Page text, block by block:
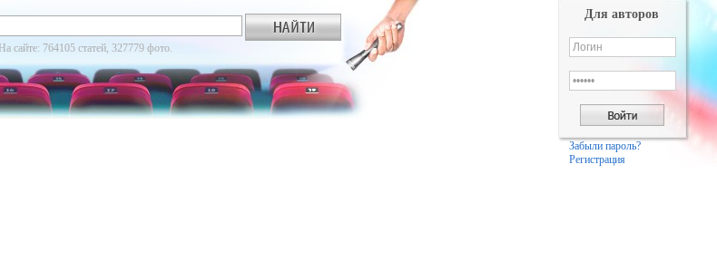
На сайте: 764105 статей, 327779 фото.
Для авторов
Забыли пароль?
Регистрация